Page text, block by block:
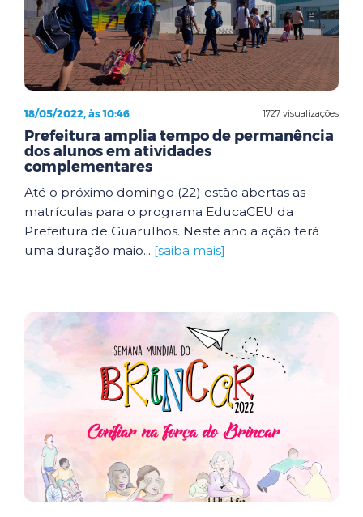
1727 visualizações
18/05/2022, às 10:46
Prefeitura amplia tempo de permanência
dos alunos em atividades
complementares
Até o próximo domingo (22) estão abertas as
matrículas para o programa EducaCEU da
Prefeitura de Guarulhos. Neste ano a ação terá
uma duração maio... [saiba mais]